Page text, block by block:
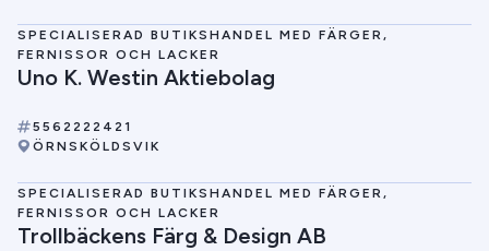
SPECIALISERAD BUTIKSHANDEL MED FÄRGER,
FERNISSOR OCH LACKER
Uno K. Westin Aktiebolag
5562222421
ÖRNSKÖLDSVIK
SPECIALISERAD BUTIKSHANDEL MED FÄRGER,
FERNISSOR OCH LACKER
Trollbäckens Färg & Design AB